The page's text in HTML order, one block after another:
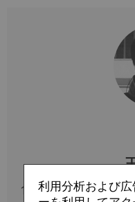
1984年生まれ、大阪
利用分析および